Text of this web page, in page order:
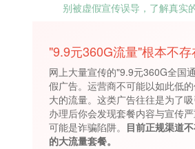
别被虚假宣传误导，了解真实
"9.9元360G流量"根本不存
网上大量宣传的"9.9元360G全国
假广告。运营商不可能以如此低
大的流量。这类广告往往是为了
办理后你会发现套餐内容与宣传
可能是诈骗陷阱。 目前正规渠道
的大流量套餐。